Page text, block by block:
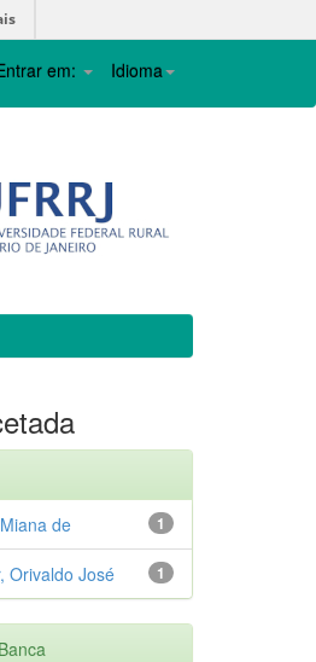
Idioma
em:
1
de
1
Orivaldo José